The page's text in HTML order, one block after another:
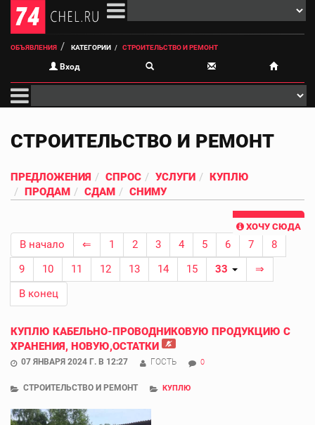
ОБЪЯВЛЕНИЯ КАТЕГОРИИ СТРОИТЕЛЬСТВО И РЕМОНТ
Вход
СТРОИТЕЛЬСТВО И РЕМОНТ
ПРЕДЛОЖЕНИЯ СПРОС УСЛУГИ
КУПЛЮ
ПРОДАМ
СДАМ СНИМУ
ХОЧУ СЮДА
В начало ⇐ 1 2 3 4 5 6 7
8
9
10 11 12 13 14 15 33
⇒
В конец
КУПЛЮ КАБЕЛЬНО-ПРОВОДНИКОВУЮ ПРОДУКЦИЮ С
ХРАНЕНИЯ, НОВУЮ,ОСТАТКИ
07 ЯНВАРЯ 2024 Г. В 12:27 ГОСТЬ 0
СТРОИТЕЛЬСТВО И РЕМОНТ КУПЛЮ